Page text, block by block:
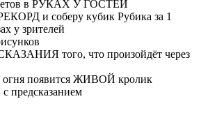
в РУКАХ У ГОСТЕЙ
и соберу кубик Рубика за 1
у зрителей
того, что произойдёт через
огня появится ЖИВОЙ кролик
предсказанием